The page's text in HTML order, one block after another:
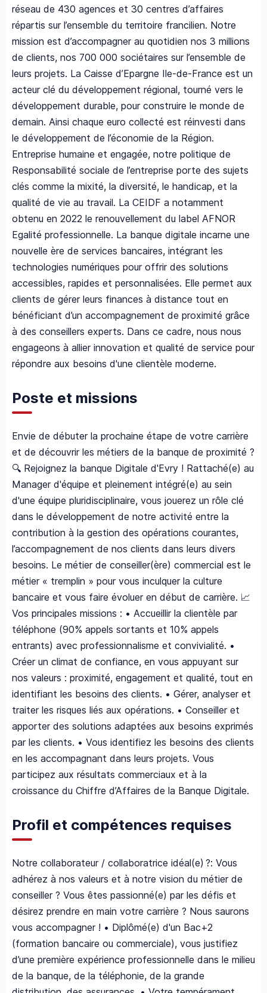
réseau de 430 agences et 30 centres d’affaires
répartis sur l’ensemble du territoire francilien. Notre
mission est d’accompagner au quotidien nos 3 millions
de clients, nos 700 000 sociétaires sur l’ensemble de
leurs projets. La Caisse d’Epargne Ile-de-France est un
acteur clé du développement régional, tourné vers le
développement durable, pour construire le monde de
demain. Ainsi chaque euro collecté est réinvesti dans
le développement de l’économie de la Région.
Entreprise humaine et engagée, notre politique de
Responsabilité sociale de l’entreprise porte des sujets
clés comme la mixité, la diversité, le handicap, et la
qualité de vie au travail. La CEIDF a notamment
obtenu en 2022 le renouvellement du label AFNOR
Egalité professionnelle. La banque digitale incarne une
nouvelle ère de services bancaires, intégrant les
technologies numériques pour offrir des solutions
accessibles, rapides et personnalisées. Elle permet aux
clients de gérer leurs finances à distance tout en
bénéficiant d’un accompagnement de proximité grâce
à des conseillers experts. Dans ce cadre, nous nous
engageons à allier innovation et qualité de service pour
répondre aux besoins d'une clientèle moderne.
Poste et missions
Envie de débuter la prochaine étape de votre carrière
et de découvrir les métiers de la banque de proximité ?
🔍 Rejoignez la banque Digitale d'Evry ! Rattaché(e) au
Manager d'équipe et pleinement intégré(e) au sein
d'une équipe pluridisciplinaire, vous jouerez un rôle clé
dans le développement de notre activité entre la
contribution à la gestion des opérations courantes,
l’accompagnement de nos clients dans leurs divers
besoins. Le métier de conseiller(ère) commercial est le
métier « tremplin » pour vous inculquer la culture
bancaire et vous faire évoluer en début de carrière. 📈
Vos principales missions : • Accueillir la clientèle par
téléphone (90% appels sortants et 10% appels
entrants) avec professionnalisme et convivialité. •
Créer un climat de confiance, en vous appuyant sur
nos valeurs : proximité, engagement et qualité, tout en
identifiant les besoins des clients. • Gérer, analyser et
traiter les risques liés aux opérations. • Conseiller et
apporter des solutions adaptées aux besoins exprimés
par les clients. • Vous identifiez les besoins des clients
en les accompagnant dans leurs projets. Vous
participez aux résultats commerciaux et à la
croissance du Chiffre d’Affaires de la Banque Digitale.
Profil et compétences requises
Notre collaborateur / collaboratrice idéal(e) ?: Vous
adhérez à nos valeurs et à notre vision du métier de
conseiller ? Vous êtes passionné(e) par les défis et
désirez prendre en main votre carrière ? Nous saurons
vous accompagner ! • Diplômé(e) d'un Bac+2
(formation bancaire ou commerciale), vous justifiez
d’une première expérience professionnelle dans le milieu
de la banque, de la téléphonie, de la grande